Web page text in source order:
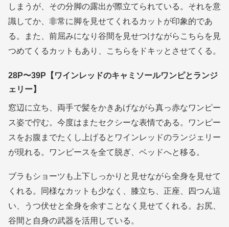
しまうが、その分脚の露出が際立てられている。それを意
識してか、非常に脚を見せてくれるカットが印象的であ
る。また、前屈みになり谷間を見せつけながらこちらを見
つめてくるカットもあり、こちらをドキッとさせてくる。
28P〜39P【ワインレッドのキャミソールワンピとランジ
ェリー】
窓辺に立ち、両手で髪をかきあげながら真っ赤なワンピー
ス姿で佇む。今度はまたセクシーな表情である。ワンピー
スをお腹までたくし上げるとワインレッドのランジェリー
が現れる。ワンピースを全て脱ぎ、ベッドへと移る。
ブラもショーツも上下しっかりと見せながら全身を見せて
くれる。同様なカットも少なく、膝立ち、正座、四つん這
い、うつ伏せと全身を余すことなく見せてくれる。お尻、
谷間と自身の武器を活用している。